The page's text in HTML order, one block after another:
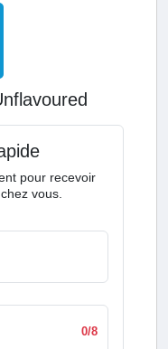
décupler votre
prise de masse
unflavoured
pour recevoir
vous.
0/8